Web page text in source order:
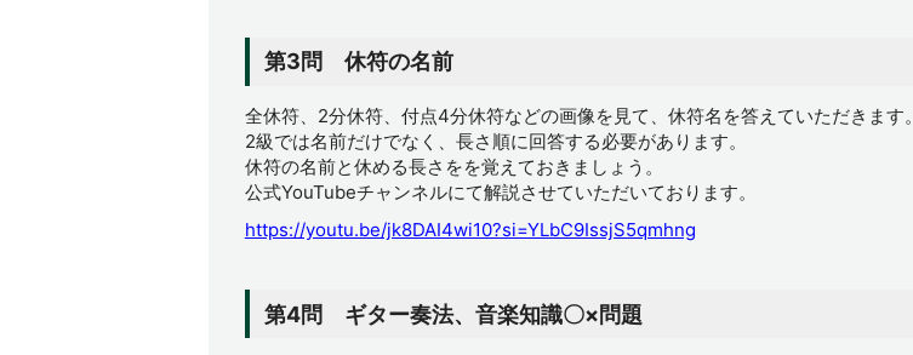
第3問 休符の名前
全休符、2分休符、付点4分休符などの画像を見て、休符名を答えていただきます。
2級では名前だけでなく、長さ順に回答する必要があります。
休符の名前と休める長さをを覚えておきましょう。
公式YouTubeチャンネルにて解説させていただいております。
https://youtu.be/jk8DAI4wi10?si=YLbC9IssjS5qmhng
第4問 ギター奏法、音楽知識〇×問題